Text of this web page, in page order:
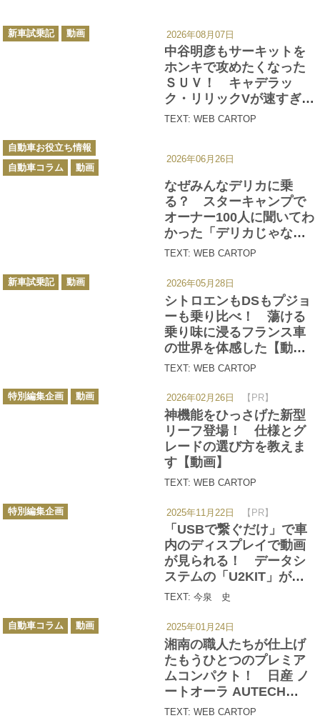
中谷明彦もサーキットを
ホンキで攻めたくなった
ＳＵＶ！ キャデラッ
ク・リリックVが速すぎた
【動画】
TEXT: WEB CARTOP
カ
テ
新車試乗記 動画 2026年08月07日
なぜみんなデリカに乗
る？ スターキャンプで
オーナー100人に聞いてわ
かった「デリカじゃない
とダメ」な理由【動画】
TEXT: WEB CARTOP
カ
テ
ゴ
リ
ー
自動車お役立ち情報
自動車コラム
動画
2026年06月26日
シトロエンもDSもプジョ
ーも乗り比べ！ 蕩ける
乗り味に浸るフランス車
の世界を体感した【動
画】
TEXT: WEB CARTOP
カ
テ
新車試乗記 動画 2026年05月28日
神機能をひっさげた新型
リーフ登場！ 仕様とグ
レードの選び方を教えま
す【動画】
TEXT: WEB CARTOP
カ
テ
特別編集企画 動画 2026年02月26日 【PR】
「USBで繋ぐだけ」で車
内のディスプレイで動画
が見られる！ データシ
ステムの「U2KIT」が長
距離移動のお供に最高の
TEXT: 今泉 史
カ
テ
特別編集企画 2025年11月22日 【PR】
湘南の職人たちが仕上げ
たもうひとつのプレミア
ムコンパクト！ 日産 ノ
ートオーラ AUTECH
SPORTS SPECは足まわ
TEXT: WEB CARTOP
カ
テ
自動車コラム 動画 2025年01月24日